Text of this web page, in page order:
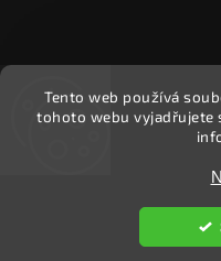
Tento web používá
tohoto webu vyjadřujete
Sledovat na Instagramu
Upravit